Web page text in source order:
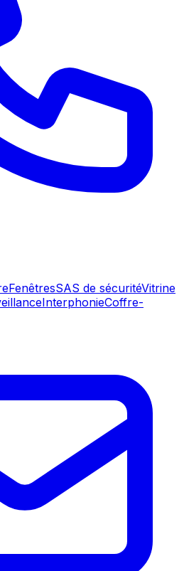
FenêtresSAS de sécuritéVitrine
InterphonieCoffre-